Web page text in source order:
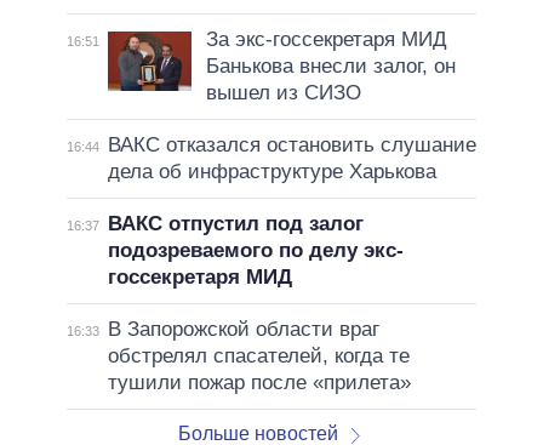
16:51
За экс-госсекретаря МИД
Банькова внесли залог, он
вышел из СИЗО
16:44
ВАКС отказался остановить слушание
дела об инфраструктуре Харькова
16:37
ВАКС отпустил под залог
подозреваемого по делу экс-
госсекретаря МИД
16:33
В Запорожской области враг
обстрелял спасателей, когда те
тушили пожар после «прилета»
Больше новостей